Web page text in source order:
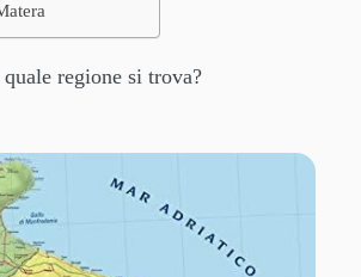
regione si trova?